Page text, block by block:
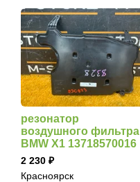
резонатор
воздушного фильтра
BMW X1 13718570016
2 230
Красноярск